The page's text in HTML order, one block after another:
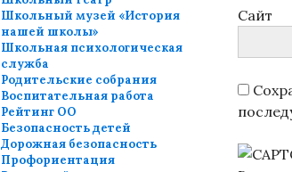
Сайт
Школьный музей «История
нашей школы»
Школьная психологическая
служба
Родительские собрания
Воспитательная работа
Рейтинг ОО
Безопасность детей
Дорожная безопасность
Профориентация